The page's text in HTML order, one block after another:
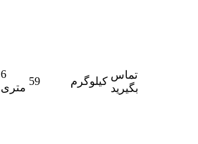
6
متری
59 کیلوگرم
تماس
بگیرید